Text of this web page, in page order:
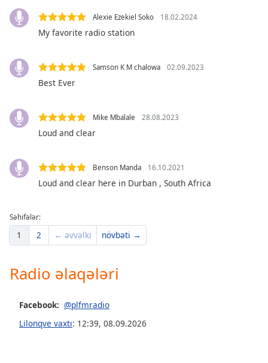
This
window.
Beginning
dialog
window.
cancel
and
window.
Text
Alexie Ezekiel Soko 18.02.2024
My favorite radio station
Samson K M chalowa 02.09.2023
Best Ever
Mike Mbalale 28.08.2023
Loud and clear
Benson Manda 16.10.2021
Loud and clear here in Durban , South Africa
Səhifələr:
1 2 ← əvvəlki növbəti →
Radio əlaqələri
Facebook: @plfmradio
Lilonqve vaxtı: 12:39, 08.09.2026